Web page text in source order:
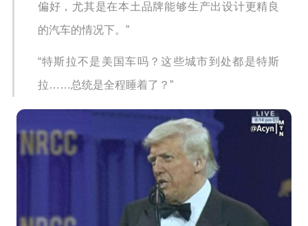
偏好，尤其是在本土品牌能够生产出设计更精良
的汽车的情况下。”
“特斯拉不是美国车吗？这些城市到处都是特斯
拉……总统是全程睡着了？”